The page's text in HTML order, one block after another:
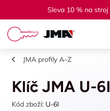
Sleva 10 % na stroj
JMA profily A–Z
Klíč JMA U-6I
Kód zboží: U-6I